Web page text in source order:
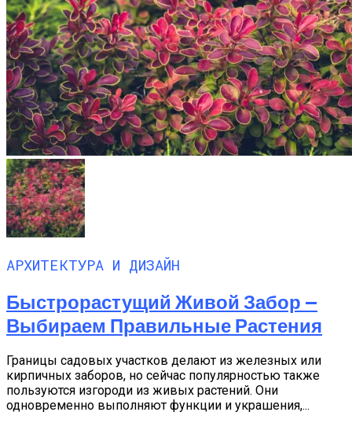
АРХИТЕКТУРА И ДИЗАЙН
Быстрорастущий Живой Забор —
Выбираем Правильные Растения
Границы садовых участков делают из железных или
кирпичных заборов, но сейчас популярностью также
пользуются изгороди из живых растений. Они
одновременно выполняют функции и украшения,...